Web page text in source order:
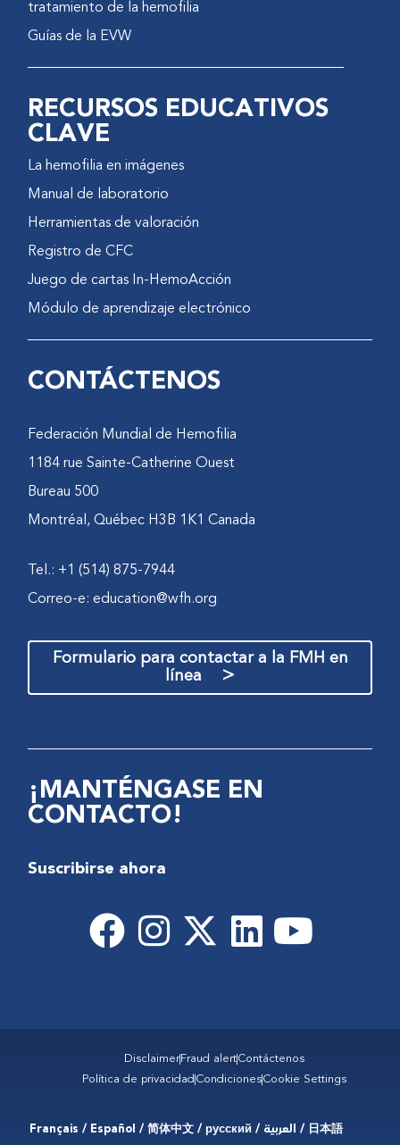
tratamiento de la hemofilia
Guías de la EVW
RECURSOS EDUCATIVOS
CLAVE
La hemofilia en imágenes
Manual de laboratorio
Herramientas de valoración
Registro de CFC
Juego de cartas In-HemoAcción
Módulo de aprendizaje electrónico
CONTÁCTENOS
Federación Mundial de Hemofilia
1184 rue Sainte-Catherine Ouest
Bureau 500
Montréal, Québec H3B 1K1 Canada
Tel.: +1 (514) 875-7944
Correo-e:education@wfh.org
Formulario para contactar a la FMH en
línea
>
¡MANTÉNGASE EN
CONTACTO!
Suscribirse ahora
Disclaimer Fraud alertContáctenos
Política de privacidad CondicionesCookie Settings
Français / Español / 简体中文 / русский / العربية / 日本語